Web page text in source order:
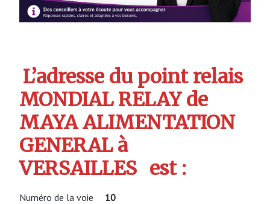
L’adresse du point relais
MONDIAL RELAY de
MAYA ALIMENTATION
GENERAL à
VERSAILLES est :
Numéro de la voie 10